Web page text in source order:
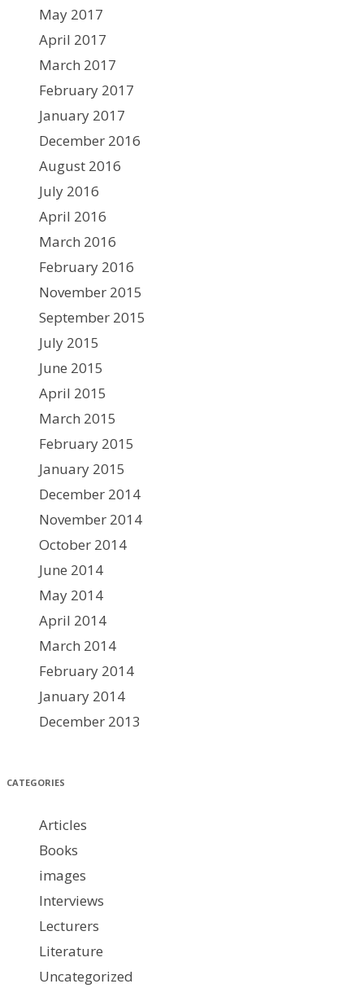
May 2017
April 2017
March 2017
February 2017
January 2017
December 2016
August 2016
July 2016
April 2016
March 2016
February 2016
November 2015
September 2015
July 2015
June 2015
April 2015
March 2015
February 2015
January 2015
December 2014
November 2014
October 2014
June 2014
May 2014
April 2014
March 2014
February 2014
January 2014
December 2013
CATEGORIES
Articles
Books
images
Interviews
Lecturers
Literature
Uncategorized